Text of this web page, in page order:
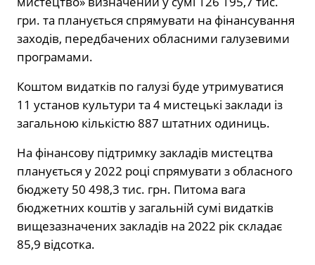
гри. та планується спрямувати на фінансування
заходів, передбачених обласними галузевими
програмами.
Коштом видатків по галузі буде утримуватися
11 установ культури та 4 мистецькі заклади із
загальною кількістю 887 штатних одиниць.
На фінансову підтримку закладів мистецтва
планується у 2022 році спрямувати з обласного
бюджету 50 498,3 тис. грн. Питома вага
бюджетних коштів у загальній сумі видатків
вищезазначених закладів на 2022 рік складає
85,9 відсотка.